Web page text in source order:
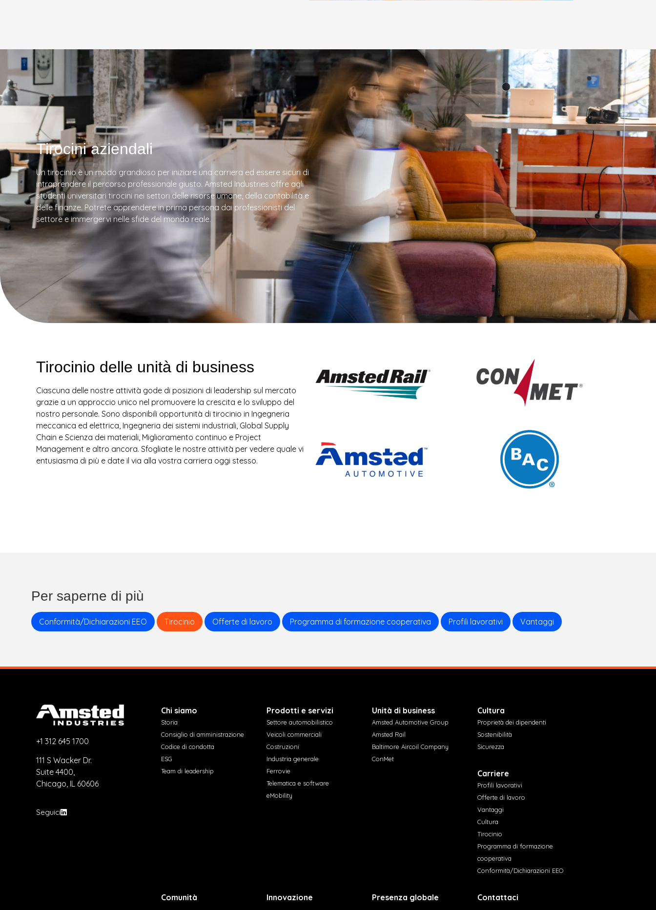
Tirocini aziendali
Un tirocinio è un modo grandioso per iniziare una carriera ed essere sicuri di
intraprendere il percorso professionale giusto. Amsted Industries offre agli
studenti universitari tirocini nei settori delle risorse umane, della contabilità e
delle finanze. Potrete apprendere in prima persona dai professionisti del
settore e immergervi nelle sfide del mondo reale.
Tirocinio delle unità di business
Ciascuna delle nostre attività gode di posizioni di leadership sul mercato
grazie a un approccio unico nel promuovere la crescita e lo sviluppo del
nostro personale. Sono disponibili opportunità di tirocinio in Ingegneria
meccanica ed elettrica, Ingegneria dei sistemi industriali, Global Supply
Chain e Scienza dei materiali, Miglioramento continuo e Project
Management e altro ancora. Sfogliate le nostre attività per vedere quale vi
entusiasma di più e date il via alla vostra carriera oggi stesso.
Per saperne di più
Conformità/Dichiarazioni EEO Tirocinio Offerte di lavoro Programma di formazione cooperativa Profili lavorativi Vantaggi
+1 312 645 1700
111 S Wacker Dr.
Suite 4400,
Chicago, IL 60606
Seguici
Chi siamo
Storia
Consiglio di amministrazione
Codice di condotta
ESG
Team di leadership
Prodotti e servizi
Settore automobilistico
Veicoli commerciali
Costruzioni
Industria generale
Ferrovie
Telematica e software
eMobility
Unità di business
Amsted Automotive Group
Amsted Rail
Baltimore Aircoil Company
ConMet
Cultura
Proprietà dei dipendenti
Sostenibilità
Sicurezza
Carriere
Profili lavorativi
Offerte di lavoro
Vantaggi
Cultura
Tirocinio
Programma di formazione
cooperativa
Conformità/Dichiarazioni EEO
Comunità Innovazione Presenza globale Contattaci